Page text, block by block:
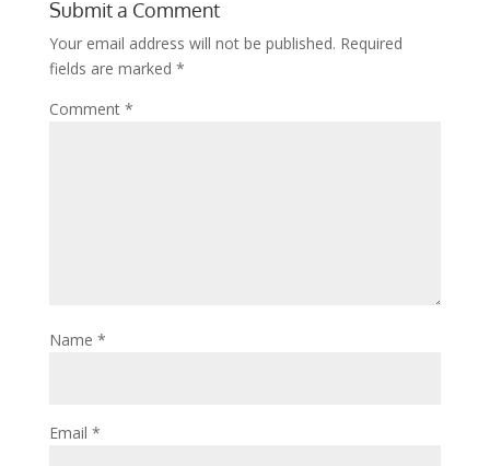
Submit a Comment
Your email address will not be published. Required
fields are marked *
Comment *
Name *
Email *